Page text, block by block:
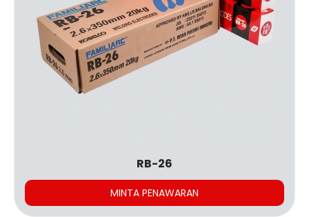
RB-26
MINTA PENAWARAN